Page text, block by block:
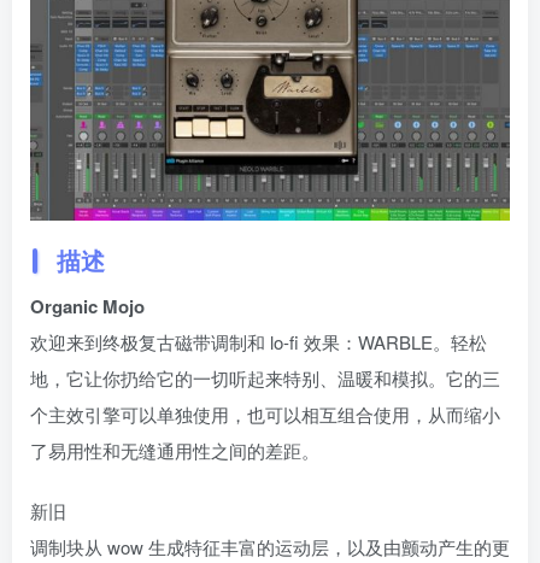
描述
Organic Mojo
欢迎来到终极复古磁带调制和 lo-fi 效果：WARBLE。轻松
地，它让你扔给它的一切听起来特别、温暖和模拟。它的三
个主效引擎可以单独使用，也可以相互组合使用，从而缩小
了易用性和无缝通用性之间的差距。
新旧
调制块从 wow 生成特征丰富的运动层，以及由颤动产生的更